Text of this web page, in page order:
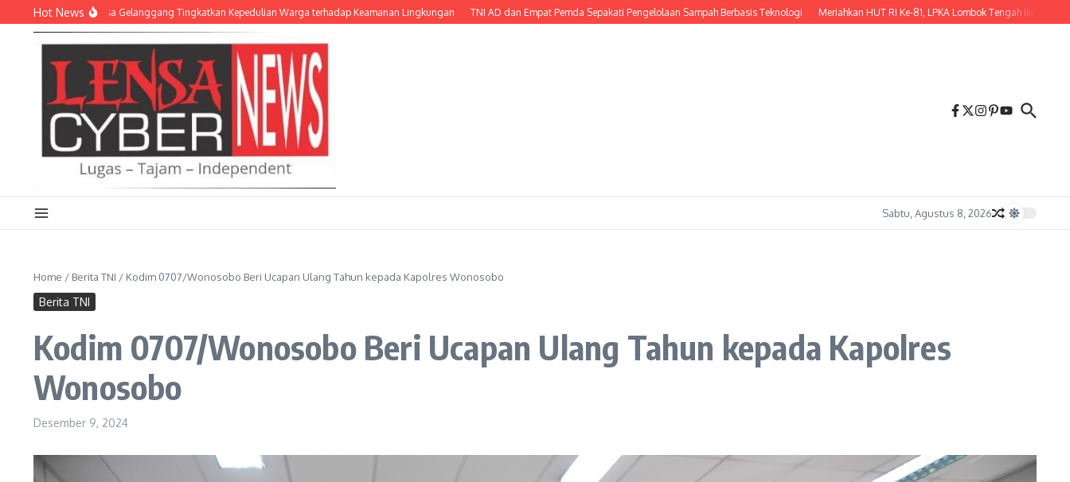
Lewati ke konten
Hot News
Humanis Babinsa Gelanggang Tingkatkan Kepedulian Warga terhadap Keamanan Lingkungan TNI AD dan Empat Pemda Sepakati Pengelolaan Sampah Berbasis Teknologi Meriahkan HUT RI Ke-81, LPKA Lombok Tengah Ikuti Kegiatan
Sabtu, Agustus 8, 2026
Home / Berita TNI / Kodim 0707/Wonosobo Beri Ucapan Ulang Tahun kepada Kapolres Wonosobo
Berita TNI
Kodim 0707/Wonosobo Beri Ucapan Ulang Tahun kepada Kapolres
Wonosobo
Desember 9, 2024